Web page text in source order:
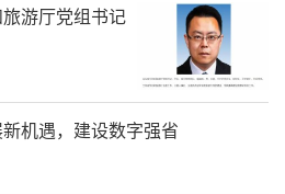
游厅党组书记
机遇，建设数字强省